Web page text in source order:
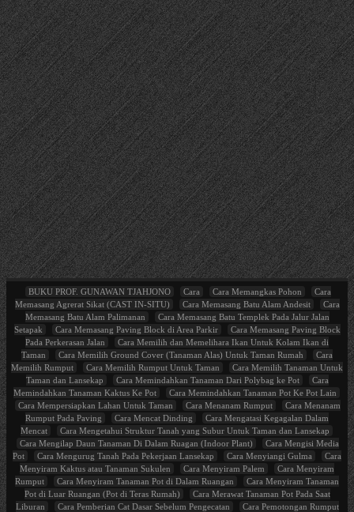
BUKU PROF. GUNAWAN TJAHJONO Cara Cara Memangkas Pohon
Cara
Memasang Agrerat Sikat (CAST IN-SITU)
Cara Memasang Batu Alam Andesit
Cara
Memasang Batu Alam Palimanan
Cara Memasang Batu Templek Pada Jalur Jalan
Setapak
Cara Memasang Paving Block di Area Parkir
Cara Memasang Paving Block
Pada Perkerasan Jalan
Cara Memilih dan Memelihara Ikan Untuk Kolam Ikan di
Taman
Cara Memilih Ground Cover (Tanaman Alas) Untuk Taman Rumah
Cara
Memilih Rumput
Cara Memilih Rumput Untuk Taman
Cara Memilih Tanaman Untuk
Taman dan Lansekap
Cara Memindahkan Tanaman Dari Polybag ke Pot
Cara
Memindahkan Tanaman Kaktus Ke Pot
Cara Memindahkan Tanaman Pot Ke Pot Lain
Cara Mempersiapkan Lahan Untuk Taman
Cara Menanam Rumput
Cara Menanam
Rumput Pada Paving
Cara Mencat Dinding
Cara Mengatasi Kegagalan Dalam
Mencat
Cara Mengetahui Struktur Tanah yang Subur Untuk Taman dan Lansekap
Cara Mengilap Daun Tanaman Di Dalam Ruagan (Indoor Plant)
Cara Mengisi Media
Pot
Cara Mengurug Tanah Pada Pekerjaan Lansekap Cara Menyiangi Gulma
Cara
Menyiram Kaktus atau Tanaman Sukulen
Cara Menyiram Palem
Cara Menyiram
Rumput
Cara Menyiram Tanaman Pot di Dalam Ruangan
Cara Menyiram Tanaman
Pot di Luar Ruangan (Pot di Teras Rumah)
Cara Merawat Tanaman Pot Pada Saat
Liburan
Cara Pemberian Cat Dasar Sebelum Pengecatan Cara Pemotongan Rumput